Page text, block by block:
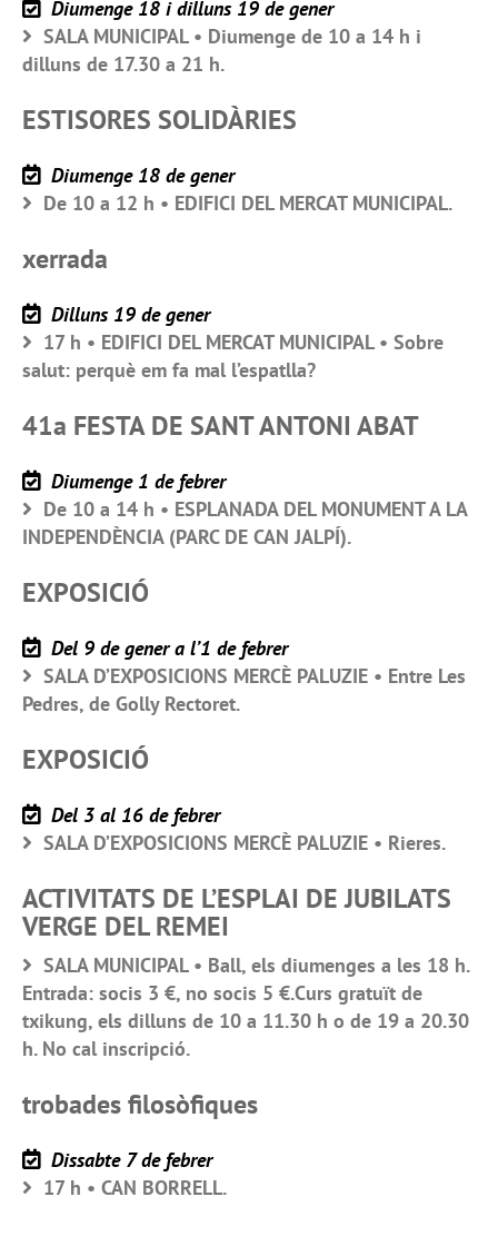
Diumenge 18 i dilluns 19 de gener
SALA MUNICIPAL • Diumenge de 10 a 14 h i
dilluns de 17.30 a 21 h.
ESTISORES SOLIDÀRIES
Diumenge 18 de gener
De 10 a 12 h • EDIFICI DEL MERCAT MUNICIPAL.
xerrada
Dilluns 19 de gener
17 h • EDIFICI DEL MERCAT MUNICIPAL • Sobre
salut: perquè em fa mal l’espatlla?
41a FESTA DE SANT ANTONI ABAT
Diumenge 1 de febrer
De 10 a 14 h • ESPLANADA DEL MONUMENT A LA
INDEPENDÈNCIA (PARC DE CAN JALPÍ).
EXPOSICIÓ
Del 9 de gener a l’1 de febrer
SALA D’EXPOSICIONS MERCÈ PALUZIE • Entre Les
Pedres, de Golly Rectoret.
EXPOSICIÓ
Del 3 al 16 de febrer
SALA D’EXPOSICIONS MERCÈ PALUZIE • Rieres.
ACTIVITATS DE L’ESPLAI DE JUBILATS
VERGE DEL REMEI
SALA MUNICIPAL • Ball, els diumenges a les 18 h.
Entrada: socis 3 €, no socis 5 €.Curs gratuït de
txikung, els dilluns de 10 a 11.30 h o de 19 a 20.30
h. No cal inscripció.
trobades filosòfiques
Dissabte 7 de febrer
17 h • CAN BORRELL.